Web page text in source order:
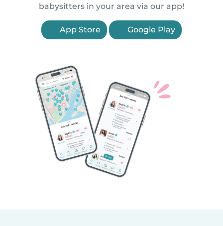
babysitters in your area via our app!
App Store Google Play